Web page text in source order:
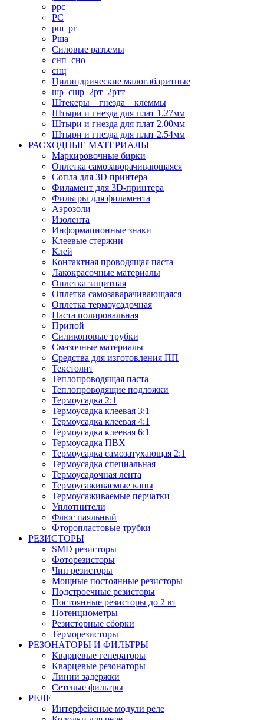
ррс
РС
рш_рг
Рша
Силовые разъемы
снп_сно
снц
Цилиндрические малогабаритные
шр_сшр_2рт_2ртт
Штекеры _ гнезда _ клеммы
Штыри и гнезда для плат 1.27мм
Штыри и гнезда для плат 2.00мм
Штыри и гнезда для плат 2.54мм
РАСХОДНЫЕ МАТЕРИАЛЫ
Маркировочные бирки
Оплетка самозаворачивающаяся
Сопла для 3D принтера
Филамент для 3D-принтера
Фильтры для филамента
Аэрозоли
Изолента
Информационные знаки
Клеевые стержни
Клей
Контактная проводящая паста
Лакокрасочные материалы
Оплетка защитная
Оплетка самозаварачивающаяся
Оплетка термоусадочная
Паста полировальная
Припой
Силиконовые трубки
Смазочные материалы
Средства для изготовления ПП
Текстолит
Теплопроводящая паста
Теплопроводящие подложки
Термоусадка 2:1
Термоусадка клеевая 3:1
Термоусадка клеевая 4:1
Термоусадка клеевая 6:1
Термоусадка ПВХ
Термоусадка самозатухающая 2:1
Термоусадка специальная
Термоусадочная лента
Термоусаживаемые капы
Термоусаживаемые перчатки
Уплотнители
Флюс паяльный
Фторопластовые трубки
РЕЗИСТОРЫ
SMD резисторы
Фоторезисторы
Чип резисторы
Мощные постоянные резисторы
Подстроечные резисторы
Постоянные резисторы до 2 вт
Потенциометры
Резисторные сборки
Терморезисторы
РЕЗОНАТОРЫ И ФИЛЬТРЫ
Кварцевые генераторы
Кварцевые резонаторы
Линии задержки
Сетевые фильтры
РЕЛЕ
Интерфейсные модули реле